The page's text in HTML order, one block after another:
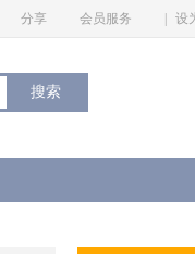
分享 会员服务 设